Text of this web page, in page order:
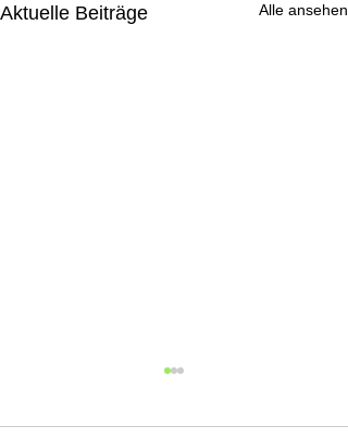
Aktuelle Beiträge Alle ansehen